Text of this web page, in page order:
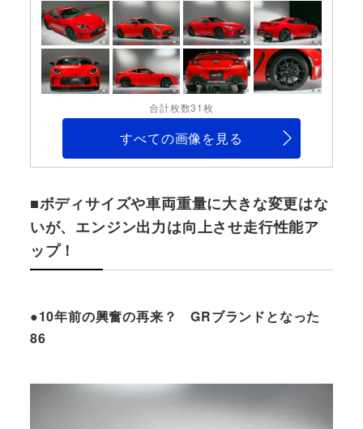
合計枚数31枚
すべての画像を見る
■ボディサイズや車両重量に大きな変更はな
いが、エンジン出力は向上させ走行性能ア
ップ！
●10年前の興奮の再来？ GRブランドとなった
86